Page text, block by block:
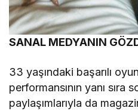
SANAL MEDYANIN
33 yaşındaki başarılı
performansının yanı sıra
paylaşımlarıyla da